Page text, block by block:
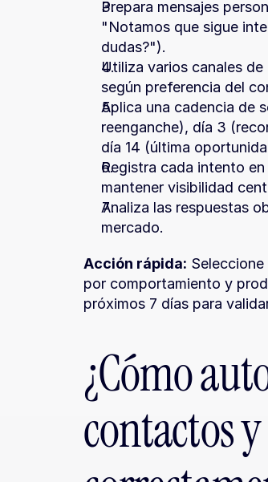
Prepara mensajes
"Notamos que sigue
dudas?").
Utiliza varios canales
según preferencia del
Aplica una cadencia de
reenganche), día 3
día 14 (última
Registra cada intento
mantener visibilidad
Analiza las respuestas
mercado.
Acción rápida:
por comportamiento y
próximos 7 días para
¿Cómo
contactos